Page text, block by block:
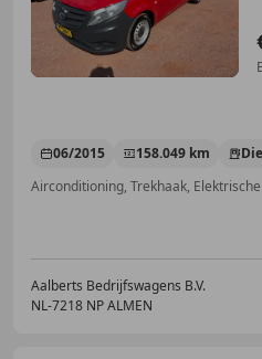
06/2015 158.049 km
Aalberts Bedrijfswagens B.V.
NL-7218 NP ALMEN